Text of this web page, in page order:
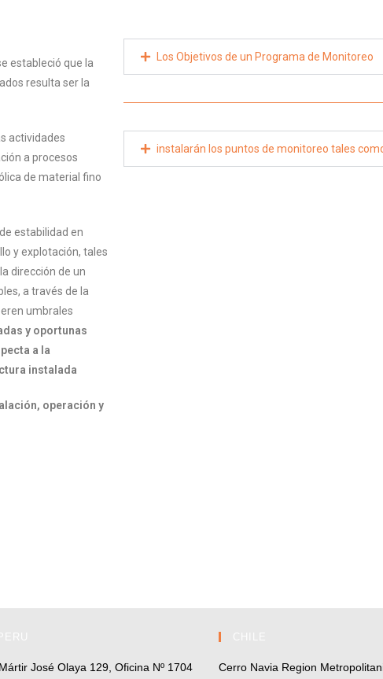
estableció que la
resulta ser la
actividades
a procesos
de material fino
estabilidad en
y explotación, tales
dirección de un
a través de la
umbrales
y oportunas
a la
instalada
operación y
Los Objetivos de un Programa de Monitoreo
instalarán los puntos de monitoreo tales
José Olaya 129, Oficina Nº 1704 Cerro Navia Region